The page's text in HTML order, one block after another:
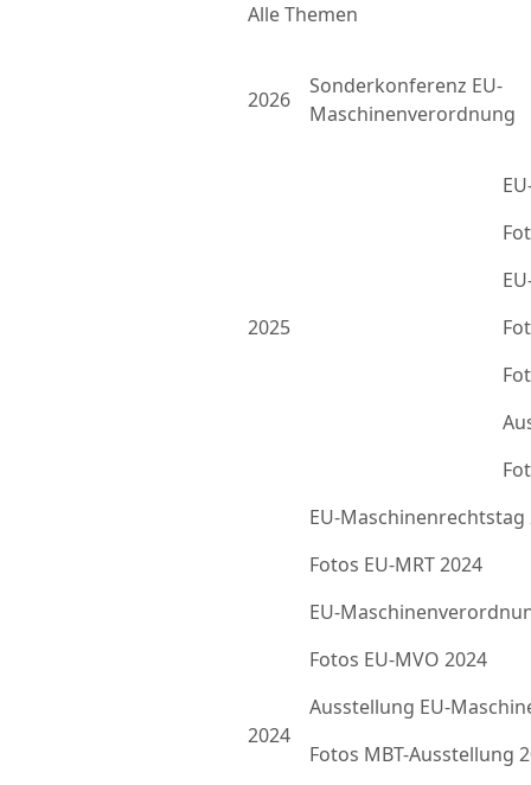
Alle Themen
2026
Sonderkonferenz EU-
Maschinenverordnung
2025
2024
EU-Maschinenrechtstag
Fotos EU-MRT 2024
EU-
Fotos EU-MVO 2024
Ausstellung EU-
Fotos MBT-Ausstellung